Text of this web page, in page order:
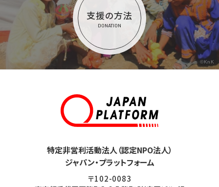
支援の方法
DONATION
©KnK
特定非営利活動法人（認定NPO法人）
ジャパン・プラットフォーム
〒102-0083